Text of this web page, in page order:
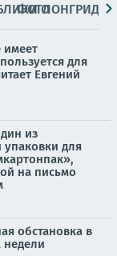
ФОТОЛОНГРИДЫ
имеет
для
Евгений
из
для
на письмо
обстановка в
недели